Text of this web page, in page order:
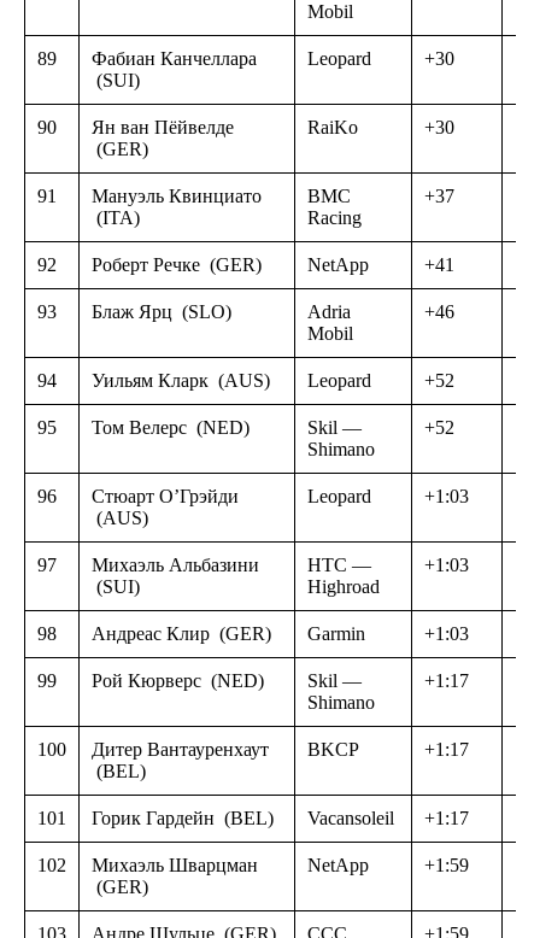
Mobil
89
Фабиан Канчеллара
(SUI)
Leopard +30
90
Ян ван Пёйвелде
(GER)
RaiKo +30
91
Мануэль Квинциато
(ITA)
BMC
Racing
+37
92 Роберт Речке (GER) NetApp +41
93 Блаж Ярц (SLO)
Adria
Mobil
+46
94 Уильям Кларк (AUS) Leopard +52
95 Том Велерс (NED)
Skil —
Shimano
+52
96
Стюарт О’Грэйди
(AUS)
Leopard +1:03
97
Михаэль Альбазини
(SUI)
HTC —
Highroad
+1:03
98 Андреас Клир (GER) Garmin +1:03
99 Рой Кюрверс (NED)
Skil —
Shimano
+1:17
100
Дитер Вантауренхаут
(BEL)
BKCP +1:17
101 Горик Гардейн (BEL) Vacansoleil +1:17
102
Михаэль Шварцман
(GER)
NetApp +1:59
103 Андре Шульце (GER) CCC +1:59